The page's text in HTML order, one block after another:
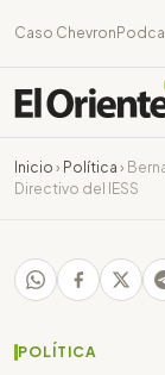
Caso Chevron
Inicio › Política ›
Directivo del IESS
POLÍTICA